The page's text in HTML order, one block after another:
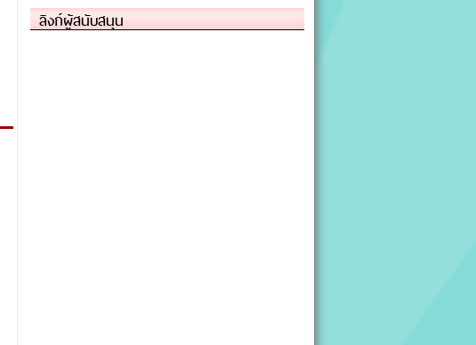
ลิงก์ผู้สนับสนุน